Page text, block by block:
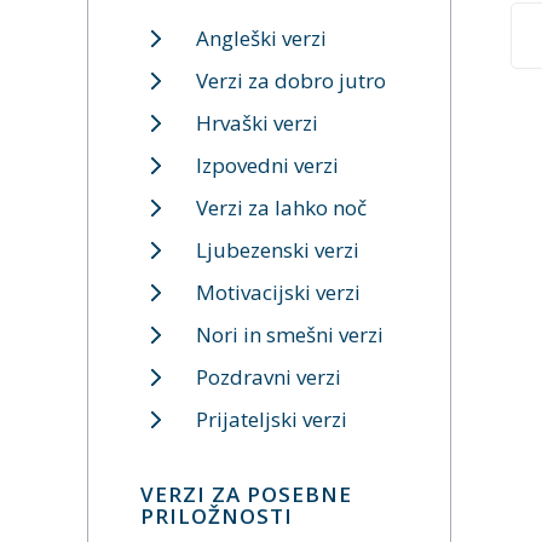
Angleški verzi
Verzi za dobro jutro
Hrvaški verzi
Izpovedni verzi
Verzi za lahko noč
Ljubezenski verzi
Motivacijski verzi
Nori in smešni verzi
Pozdravni verzi
Prijateljski verzi
VERZI ZA POSEBNE
PRILOŽNOSTI